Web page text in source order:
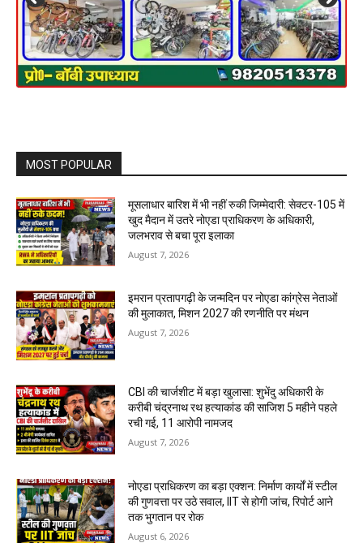
MOST POPULAR
मूसलाधार बारिश में भी नहीं रुकी जिम्मेदारी: सेक्टर-105 में
खुद मैदान में उतरे नोएडा प्राधिकरण के अधिकारी,
जलभराव से बचा पूरा इलाका
August 7, 2026
इमरान प्रतापगढ़ी के जन्मदिन पर नोएडा कांग्रेस नेताओं
की मुलाकात, मिशन 2027 की रणनीति पर मंथन
August 7, 2026
CBI की चार्जशीट में बड़ा खुलासा: शुभेंदु अधिकारी के
करीबी चंद्रनाथ रथ हत्याकांड की साजिश 5 महीने पहले
रची गई, 11 आरोपी नामजद
August 7, 2026
नोएडा प्राधिकरण का बड़ा एक्शन: निर्माण कार्यों में स्टील
की गुणवत्ता पर उठे सवाल, IIT से होगी जांच, रिपोर्ट आने
तक भुगतान पर रोक
August 6, 2026